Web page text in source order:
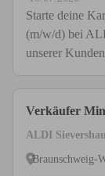
Starte deine
(m/w/d) bei
unserer
Verkäufer
ALDI
Braunschweig-